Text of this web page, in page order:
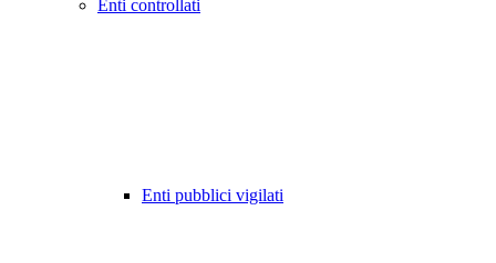
Enti controllati
Enti pubblici vigilati